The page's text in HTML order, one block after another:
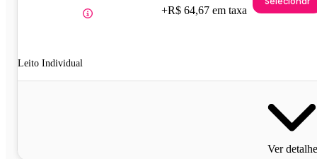
Leito Individual
+R$ 64,67 em taxa
Ver